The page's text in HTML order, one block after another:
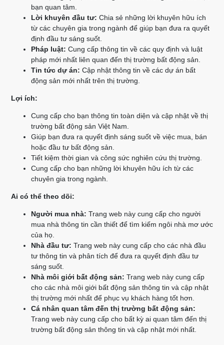
bạn quan tâm.
Lời khuyên đầu tư: Chia sẻ những lời khuyên hữu ích
từ các chuyên gia trong ngành để giúp bạn đưa ra quyết
định đầu tư sáng suốt.
Pháp luật: Cung cấp thông tin về các quy định và luật
pháp mới nhất liên quan đến thị trường bất động sản.
Tin tức dự án: Cập nhật thông tin về các dự án bất
động sản mới nhất trên thị trường.
Lợi ích:
Cung cấp cho bạn thông tin toàn diện và cập nhật về thị
trường bất động sản Việt Nam.
Giúp bạn đưa ra quyết định sáng suốt về việc mua, bán
hoặc đầu tư bất động sản.
Tiết kiệm thời gian và công sức nghiên cứu thị trường.
Cung cấp cho bạn những lời khuyên hữu ích từ các
chuyên gia trong ngành.
Ai có thể theo dõi:
Người mua nhà: Trang web này cung cấp cho người
mua nhà thông tin cần thiết để tìm kiếm ngôi nhà mơ ước
của họ.
Nhà đầu tư: Trang web này cung cấp cho các nhà đầu
tư thông tin và phân tích để đưa ra quyết định đầu tư
sáng suốt.
Nhà môi giới bất động sản: Trang web này cung cấp
cho các nhà môi giới bất động sản thông tin và cập nhật
thị trường mới nhất để phục vụ khách hàng tốt hơn.
Cá nhân quan tâm đến thị trường bất động sản:
Trang web này cung cấp cho bất kỳ ai quan tâm đến thị
trường bất động sản thông tin và cập nhật mới nhất.